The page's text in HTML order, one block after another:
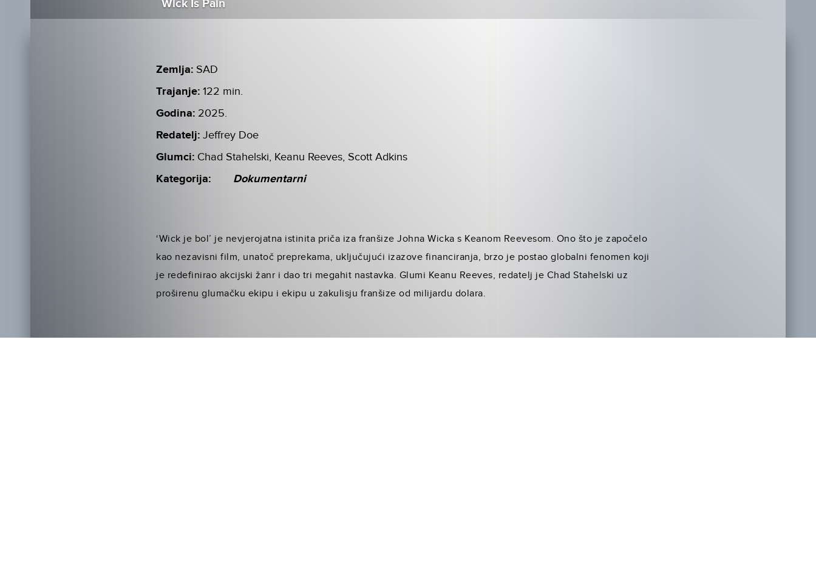
Wick Is Pain
Zemlja: SAD
Trajanje: 122 min.
Godina: 2025.
Redatelj: Jeffrey Doe
Glumci: Chad Stahelski, Keanu Reeves, Scott Adkins
Kategorija: Dokumentarni
‘Wick je bol’ je nevjerojatna istinita priča iza franšize Johna Wicka s Keanom Reevesom. Ono što je započelo
kao nezavisni film, unatoč preprekama, uključujući izazove financiranja, brzo je postao globalni fenomen koji
je redefinirao akcijski žanr i dao tri megahit nastavka. Glumi Keanu Reeves, redatelj je Chad Stahelski uz
proširenu glumačku ekipu i ekipu u zakulisju franšize od milijardu dolara.